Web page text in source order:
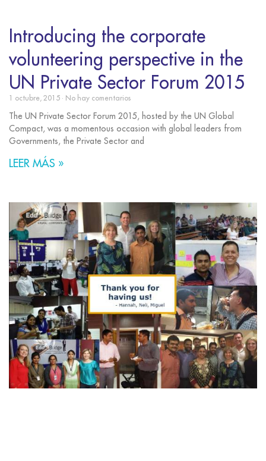
Introducing the corporate
volunteering perspective in the
UN Private Sector Forum 2015
1 octubre, 2015 No hay comentarios
The UN Private Sector Forum 2015, hosted by the UN Global
Compact, was a momentous occasion with global leaders from
Governments, the Private Sector and
LEER MÁS »